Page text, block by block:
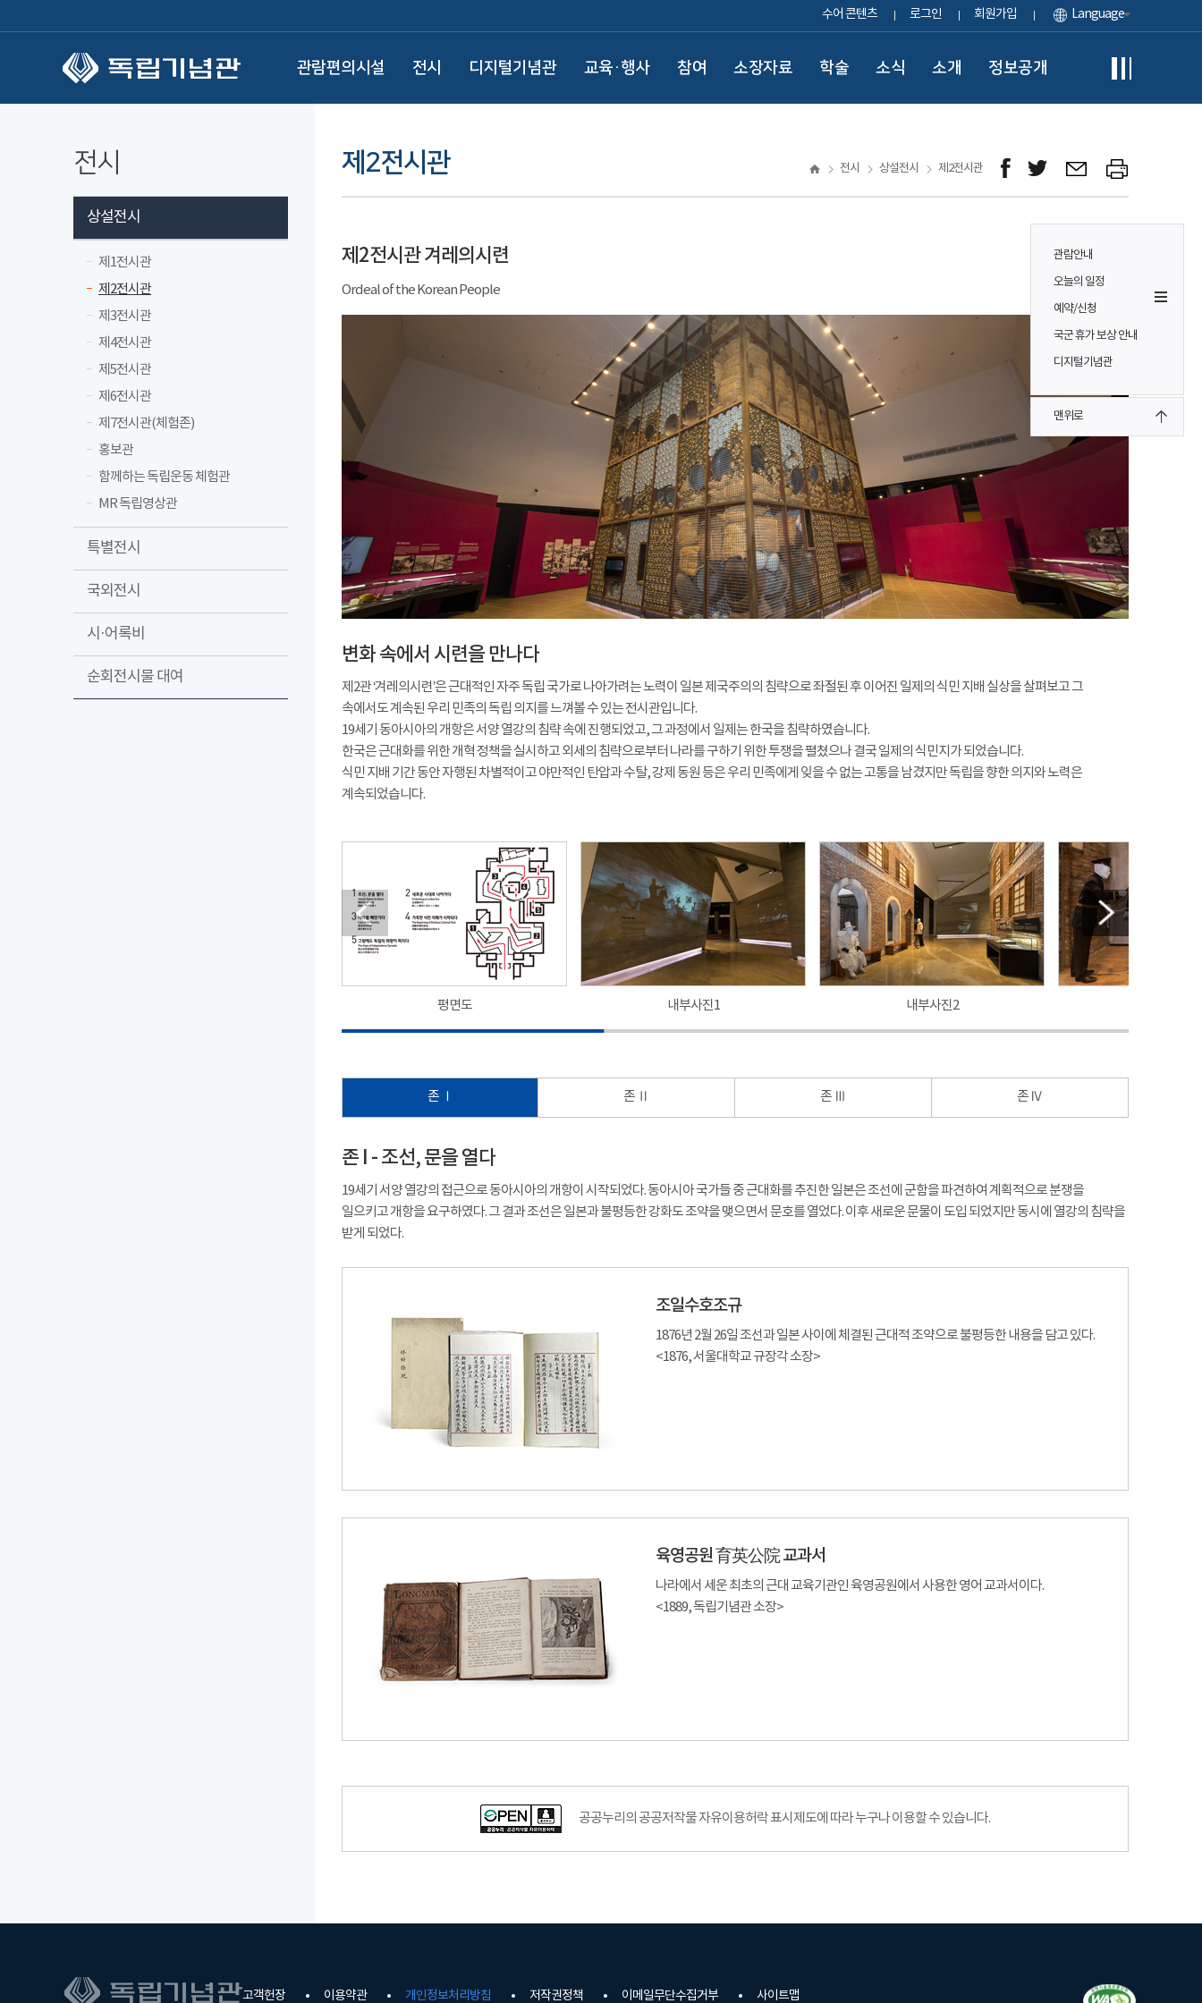
수어 콘텐츠 로그인 회원가입 Language
관람편의시설 전시 디지털기념관 교육·행사 참여 소장자료 학술 소식 소개 정보공개
관람안내
오늘의 일정
예약/신청
국군 휴가 보상 안내
디지털기념관
맨위로
전시
상설전시
제1전시관
제2전시관
제3전시관
제4전시관
제5전시관
제6전시관
제7전시관(체험존)
홍보관
함께하는 독립운동 체험관
MR 독립영상관
특별전시
국외전시
시·어록비
순회전시물 대여
제2전시관 전시 상설전시 제2전시관
제2전시관 겨레의시련
Ordeal of the Korean People
변화 속에서 시련을 만나다
제2관 ‘겨레의시련’은 근대적인 자주 독립 국가로 나아가려는 노력이 일본 제국주의의 침략으로 좌절된 후 이어진 일제의 식민 지배 실상을 살펴보고 그
속에서도 계속된 우리 민족의 독립 의지를 느껴볼 수 있는 전시관입니다.
19세기 동아시아의 개항은 서양 열강의 침략 속에 진행되었고, 그 과정에서 일제는 한국을 침략하였습니다.
한국은 근대화를 위한 개혁 정책을 실시하고 외세의 침략으로부터 나라를 구하기 위한 투쟁을 펼쳤으나 결국 일제의 식민지가 되었습니다.
식민 지배 기간 동안 자행된 차별적이고 야만적인 탄압과 수탈, 강제 동원 등은 우리 민족에게 잊을 수 없는 고통을 남겼지만 독립을 향한 의지와 노력은
계속되었습니다.
평면도 내부사진1 내부사진2
존 Ⅰ 존 Ⅱ 존 Ⅲ 존 Ⅳ
존 I - 조선, 문을 열다
19세기 서양 열강의 접근으로 동아시아의 개항이 시작되었다. 동아시아 국가들 중 근대화를 추진한 일본은 조선에 군함을 파견하여 계획적으로 분쟁을
일으키고 개항을 요구하였다. 그 결과 조선은 일본과 불평등한 강화도 조약을 맺으면서 문호를 열었다. 이후 새로운 문물이 도입 되었지만 동시에 열강의 침략을
받게 되었다.
조일수호조규
1876년 2월 26일 조선과 일본 사이에 체결된 근대적 조약으로 불평등한 내용을 담고 있다.
<1876, 서울대학교 규장각 소장>
육영공원 育英公院 교과서
나라에서 세운 최초의 근대 교육기관인 육영공원에서 사용한 영어 교과서이다.
<1889, 독립기념관 소장>
공공누리의 공공저작물 자유이용허락 표시제도에 따라 누구나 이용할 수 있습니다.
고객헌장 이용약관 개인정보처리방침 저작권정책 이메일무단수집거부 사이트맵